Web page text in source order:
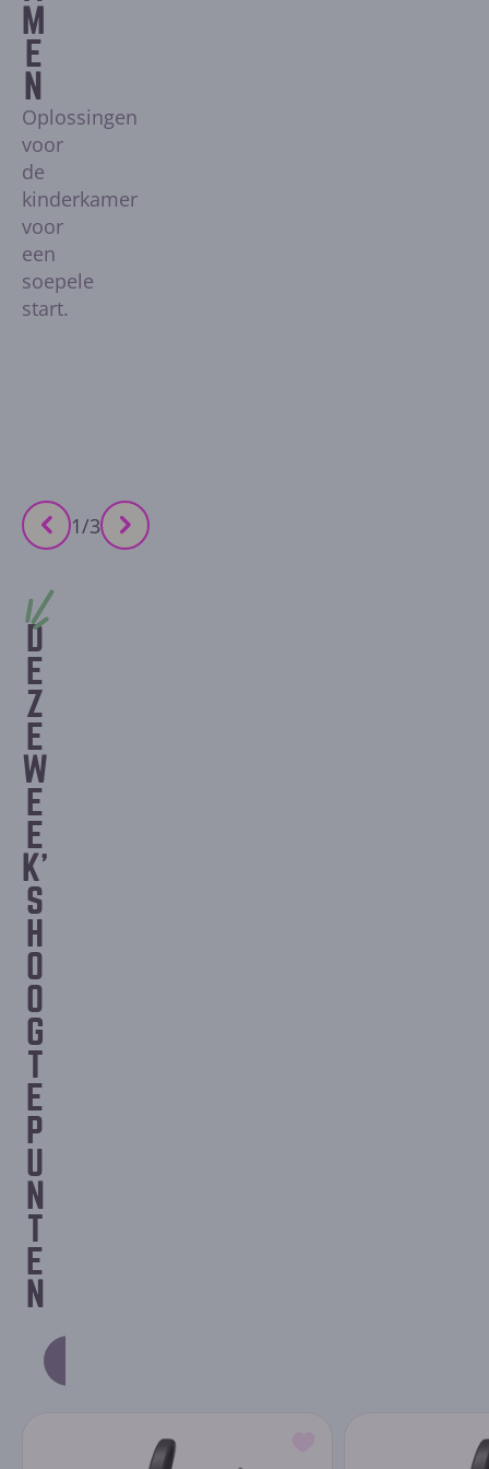
M
E
N
Oplossingen
voor
de
kinderkamer
voor
een
soepele
start.
1/3
D
E
Z
E
W
E
E
K'
S
H
O
O
G
T
E
P
U
N
T
E
N